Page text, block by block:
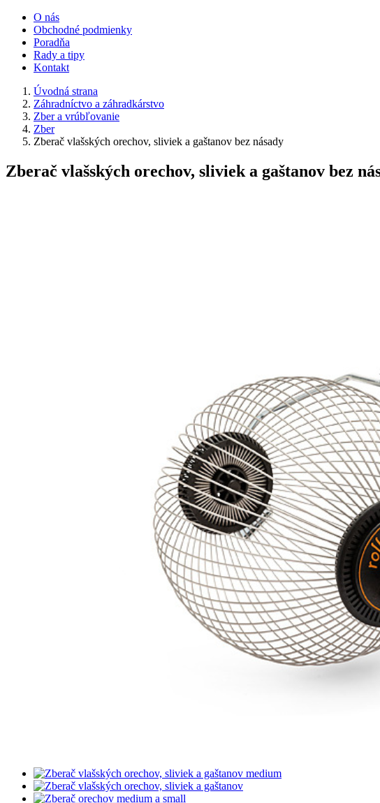
O nás
Obchodné podmienky
Poradňa
Rady a tipy
Kontakt
Úvodná strana
Záhradníctvo a záhradkárstvo
Zber a vrúbľovanie
Zber
Zberač vlašských orechov, sliviek a gaštanov bez násady
Zberač vlašských orechov, sliviek a gaštanov bez